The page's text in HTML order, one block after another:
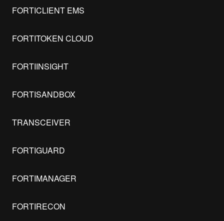
FORTICLIENT EMS
FORTITOKEN CLOUD
FORTIINSIGHT
FORTISANDBOX
TRANSCEIVER
FORTIGUARD
FORTIMANAGER
FORTIRECON